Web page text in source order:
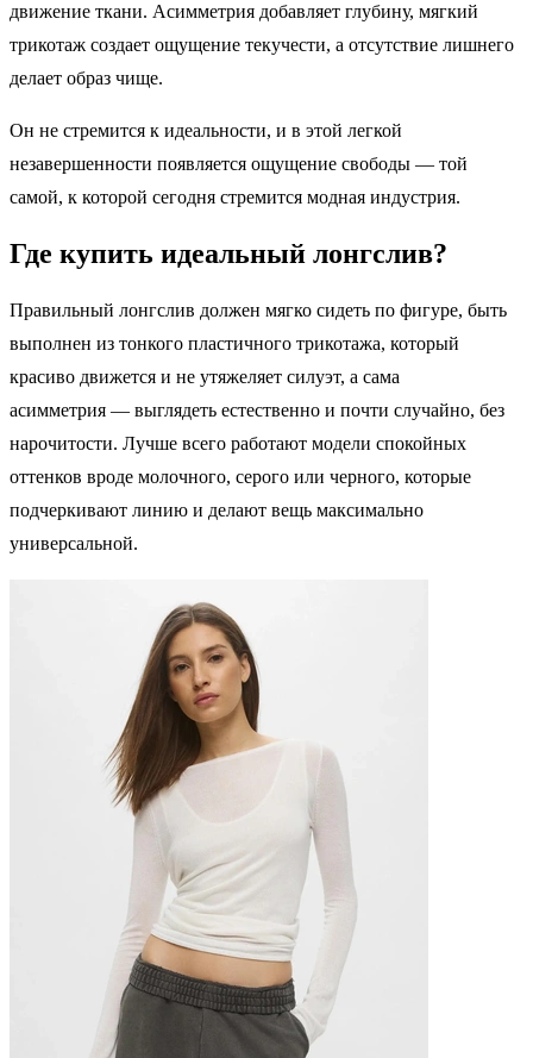
движение ткани. Асимметрия добавляет глубину, мягкий
трикотаж создает ощущение текучести, а отсутствие лишнего
делает образ чище.
Он не стремится к идеальности, и в этой легкой
незавершенности появляется ощущение свободы — той
самой, к которой сегодня стремится модная индустрия.
Где купить идеальный лонгслив?
Правильный лонгслив должен мягко сидеть по фигуре, быть
выполнен из тонкого пластичного трикотажа, который
красиво движется и не утяжеляет силуэт, а сама
асимметрия — выглядеть естественно и почти случайно, без
нарочитости. Лучше всего работают модели спокойных
оттенков вроде молочного, серого или черного, которые
подчеркивают линию и делают вещь максимально
универсальной.